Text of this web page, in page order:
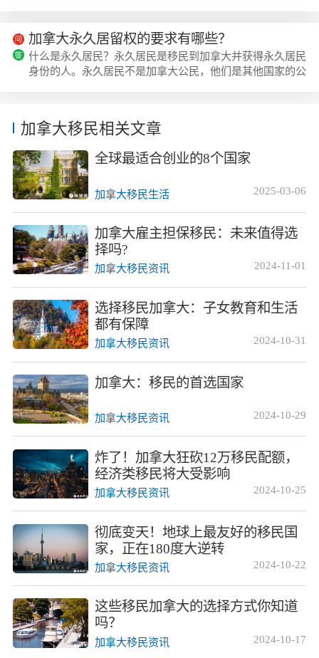
府提供的不同保障，福利覆盖了一个人的每一个不同的阶
段。今天美瑞海外就来聊聊，移民加拿大获得枫叶卡之后可
享受哪些待遇呢！承认双重国籍，护照世界通行获得枫叶卡
后，意味着经成为加拿大永久居民！该身份...
加拿大永久居留权的要求有哪些？
什么是永久居民？永久居民是移民到加拿大并获得永久居民
身份的人。永久居民不是加拿大公民，他们是其他国家的公
间，加拿大政府建议候选人保留旅行日记。但是，候选人也
时也会被告知他们是否符合条件。失去永久居...
加拿大移民相关文章
全球最适合创业的8个国家
2025-03-06
加拿大移民生活
加拿大雇主担保移民：未来值得选
择吗?
2024-11-01
加拿大移民资讯
选择移民加拿大：子女教育和生活
都有保障
2024-10-31
加拿大移民资讯
加拿大：移民的首选国家
2024-10-29
加拿大移民资讯
炸了！加拿大狂砍12万移民配额，
经济类移民将大受影响
2024-10-25
加拿大移民资讯
彻底变天！地球上最友好的移民国
家，正在180度大逆转
2024-10-22
加拿大移民资讯
这些移民加拿大的选择方式你知道
吗？
2024-10-17
加拿大移民资讯